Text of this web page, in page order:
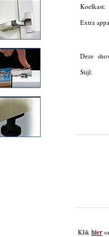
Koelkast:
Extra
Deze
Stijl:
Klik hier